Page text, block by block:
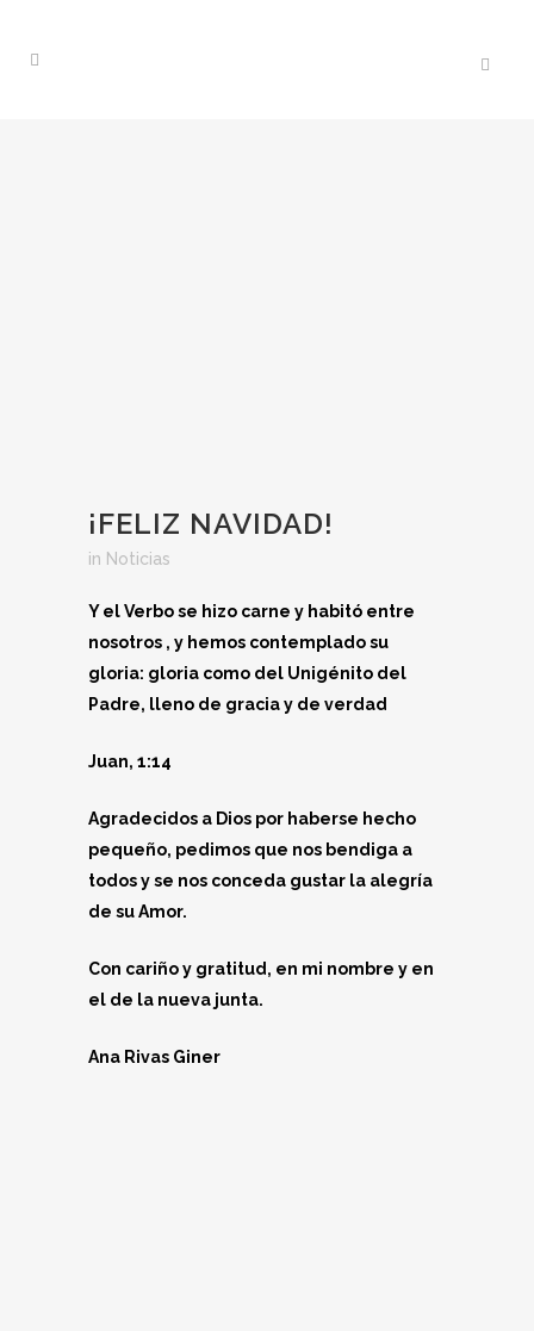
¡FELIZ NAVIDAD!
in Noticias
Y el Verbo se hizo carne y habitó entre
nosotros , y hemos contemplado su
gloria: gloria como del Unigénito del
Padre, lleno de gracia y de verdad
Juan, 1:14
Agradecidos a Dios por haberse hecho
pequeño, pedimos que nos bendiga a
todos y se nos conceda gustar la alegría
de su Amor.
Con cariño y gratitud, en mi nombre y en
el de la nueva junta.
Ana Rivas Giner